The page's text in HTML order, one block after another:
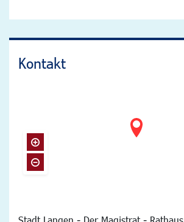
Kontakt